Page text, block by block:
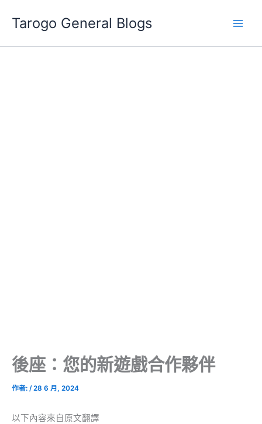
要
Tarogo General Blogs
後座：您的新遊戲合作夥伴
作者: /28 6 月, 2024
以下內容來自原文翻譯